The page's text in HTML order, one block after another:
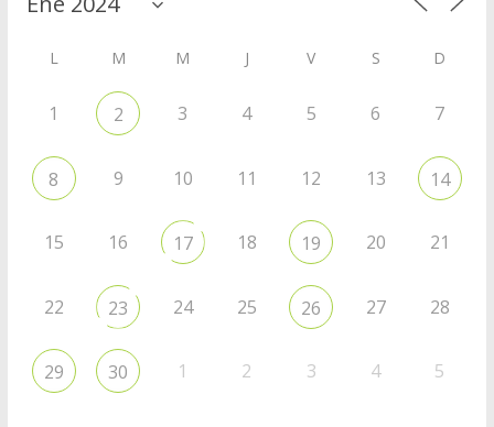
L M M J V S D
1 2 3 4 5 6 7
8 9 10 11 12 13 14
15 16 17 18 19 20 21
22 23 24 25 26 27 28
29 30 1 2 3 4 5